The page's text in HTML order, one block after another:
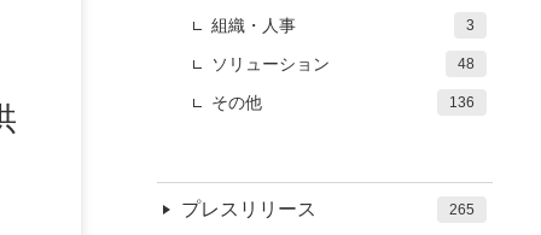
組織・人事 3
ソリューション 48
その他 136
プレスリリース 265